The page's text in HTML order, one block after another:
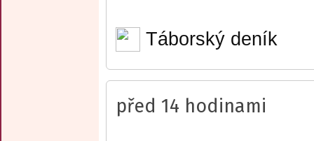
Táborský deník
před 14 hodinami